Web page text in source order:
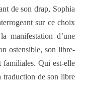
de son drap, Sophia
sur ce choix
manifestation d’une
ostensible, son libre-
familiales. Qui est-elle
traduction de son libre